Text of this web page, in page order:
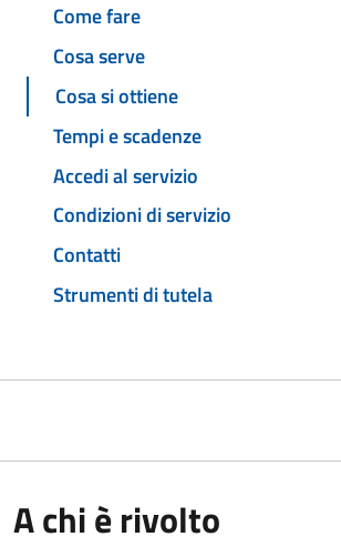
Come fare
Cosa serve
Cosa si ottiene
Tempi e scadenze
Accedi al servizio
Condizioni di servizio
Contatti
Strumenti di tutela
A chi è rivolto